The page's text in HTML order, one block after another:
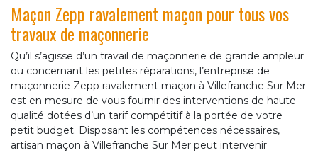
Maçon Zepp ravalement maçon pour tous vos
travaux de maçonnerie
Qu’il s’agisse d’un travail de maçonnerie de grande ampleur
ou concernant les petites réparations, l’entreprise de
maçonnerie Zepp ravalement maçon à Villefranche Sur Mer
est en mesure de vous fournir des interventions de haute
qualité dotées d’un tarif compétitif à la portée de votre
petit budget. Disposant les compétences nécessaires,
artisan maçon à Villefranche Sur Mer peut intervenir